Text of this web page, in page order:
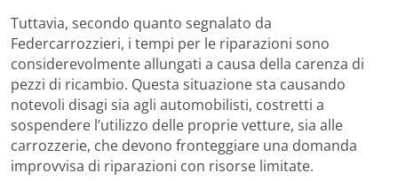
Tuttavia, secondo quanto segnalato da
Federcarrozzieri, i tempi per le riparazioni sono
considerevolmente allungati a causa della carenza di
pezzi di ricambio. Questa situazione sta causando
notevoli disagi sia agli automobilisti, costretti a
sospendere l’utilizzo delle proprie vetture, sia alle
carrozzerie, che devono fronteggiare una domanda
improvvisa di riparazioni con risorse limitate.